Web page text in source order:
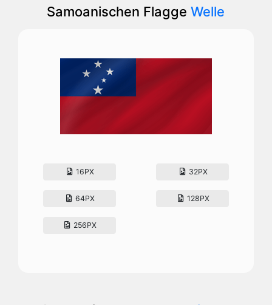
Samoanischen FlaggeWelle
16PX 32PX
64PX 128PX
256PX